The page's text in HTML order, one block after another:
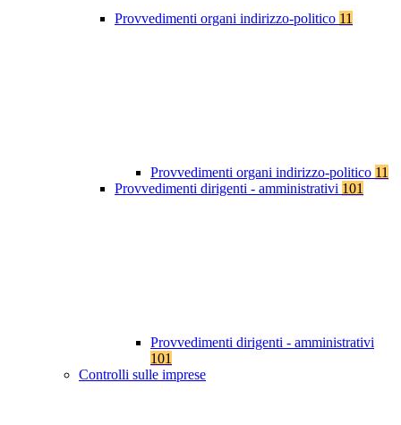
Provvedimenti organi indirizzo-politico 11
Provvedimenti organi indirizzo-politico 11
Provvedimenti dirigenti - amministrativi 101
Provvedimenti dirigenti - amministrativi
101
Controlli sulle imprese